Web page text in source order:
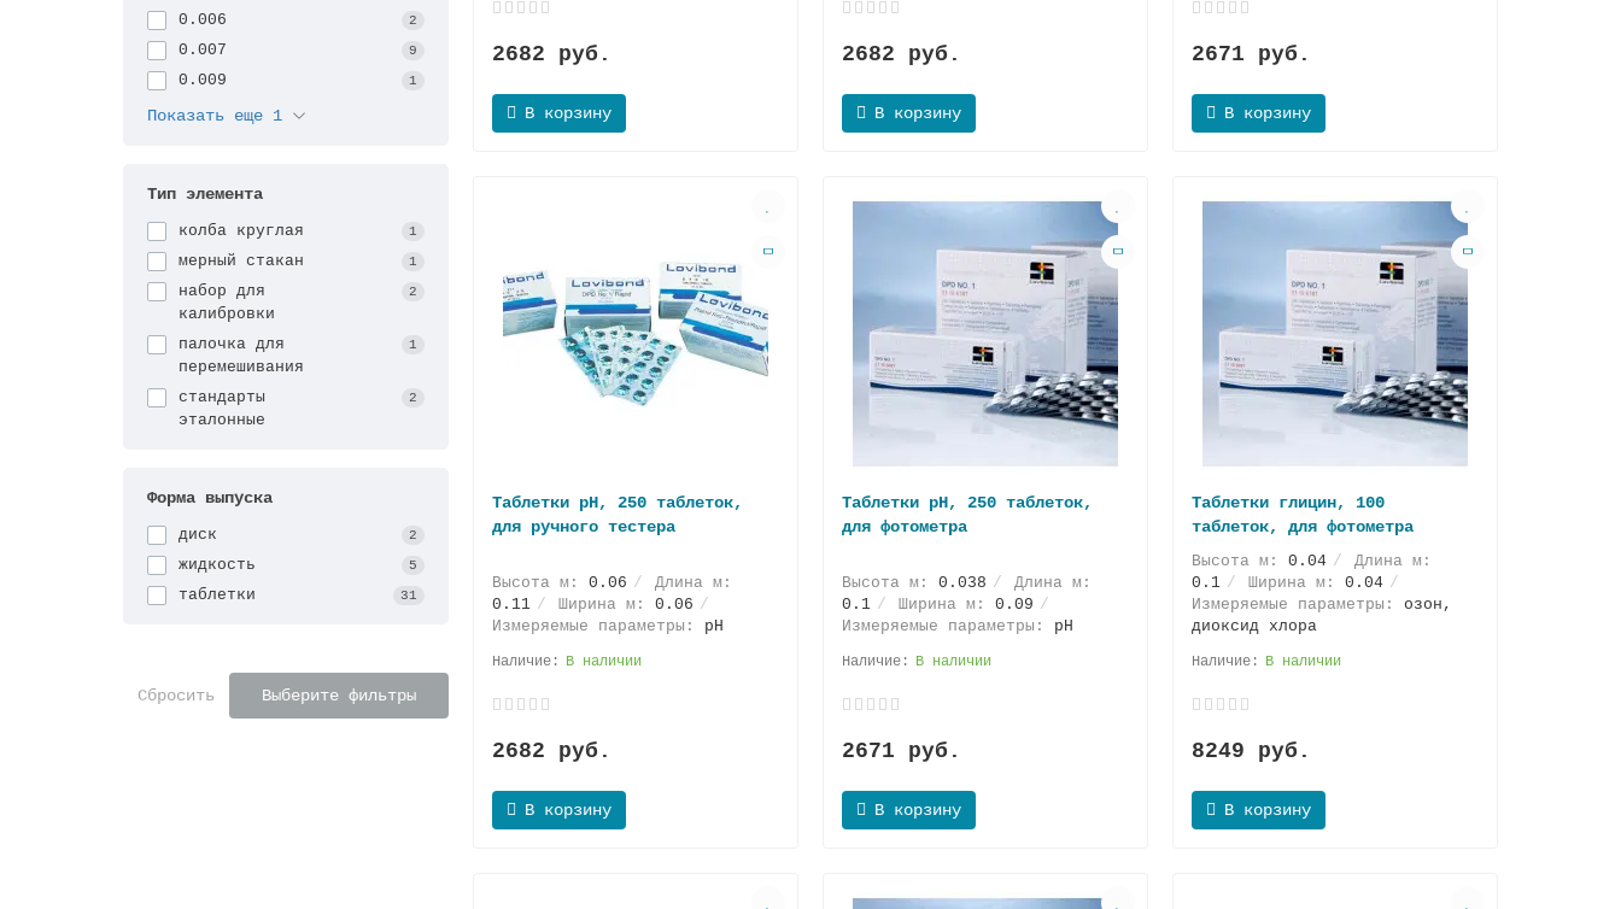
0.006 2
0.007 9
0.009 1
Показать еще 1
Тип элемента
колба круглая 1
мерный стакан 1
набор для
калибровки
2
палочка для
перемешивания
1
стандарты
эталонные
2
Форма выпуска
диск 2
жидкость 5
таблетки 31
Сбросить Выберите фильтры
2682 руб.
В корзину
2682 руб.
В корзину
2671 руб.
В корзину
Таблетки pH, 250 таблеток,
для ручного тестера
Высота м: 0.06
Длина м:
0.11
Ширина м: 0.06
Измеряемые параметры: pH
В наличии
2682 руб.
В корзину
Таблетки pH, 250 таблеток,
для фотометра
Высота м: 0.038
Длина м:
0.1
Ширина м: 0.09
Измеряемые параметры: pH
В наличии
2671 руб.
В корзину
Таблетки глицин, 100
таблеток, для фотометра
Высота м: 0.04
Длина м:
0.1
Ширина м: 0.04
Измеряемые параметры: озон,
диоксид хлора
В наличии
8249 руб.
В корзину